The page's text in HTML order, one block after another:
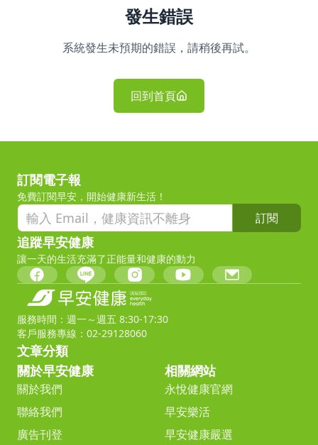
發生錯誤
系統發生未預期的錯誤，請稍後再試。
回到首頁
訂閱電子報
免費訂閱早安，開始健康新生活！
訂閱
追蹤早安健康
讓一天的生活充滿了正能量和健康的動力
服務時間：週一～週五 8:30-17:30
客戶服務專線：02-29128060
文章分類
關於早安健康
關於我們
聯絡我們
廣告刊登
相關網站
永悅健康官網
早安樂活
早安健康嚴選